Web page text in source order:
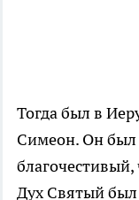
Тогда был в
Симеон. Он
Дух Святый